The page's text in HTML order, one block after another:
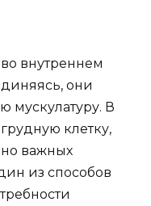
внутреннем
они
мускулатуру. В
клетку,
важных
из способов